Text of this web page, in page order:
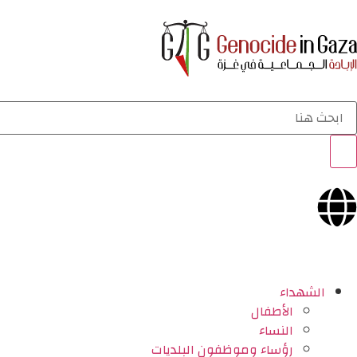
الشهداء
الأطفال
النساء
رؤساء وموظفون البلديات